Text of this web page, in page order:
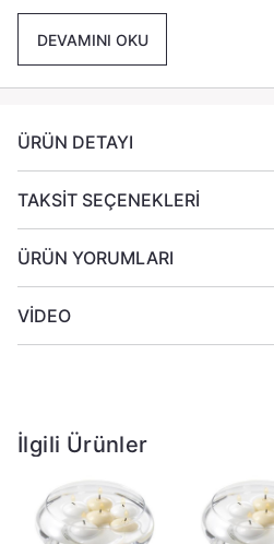
Gönderilmektedir
Yanan bir mumun durumunu
edin.
Mumları yanıcı maddelerin
DEVAMINI OKU
ÜRÜN DETAYI
TAKSİT SEÇENEKLERİ
ÜRÜN YORUMLARI
VİDEO
İlgili Ürünler